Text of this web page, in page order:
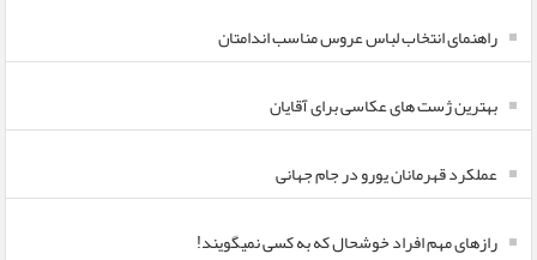
راهنمای انتخاب لباس عروس مناسب اندامتان
بهترین ژست های عکاسی برای آقایان
عملکرد قهرمانان یورو در جام جهانی
رازهای مهم افراد خوشحال که به کسی نمیگویند!